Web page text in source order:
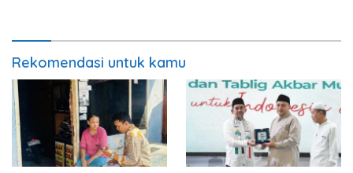
Rekomendasi untuk kamu